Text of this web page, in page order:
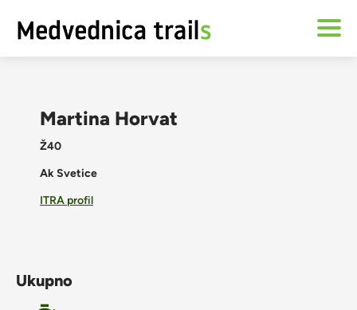
Martina Horvat
Ž40
Ak Svetice
ITRA profil
Ukupno